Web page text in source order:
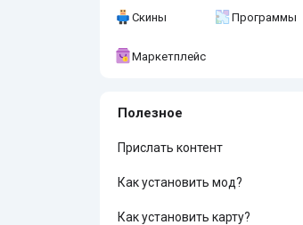
Скины Программы
Маркетплейс
Полезное
Прислать контент
Как установить мод?
Как установить карту?